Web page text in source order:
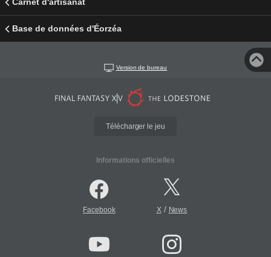
Base de données d'Éorzéa
Version de bureau
Télécharger le jeu
Informations officielles
Facebook X/ News